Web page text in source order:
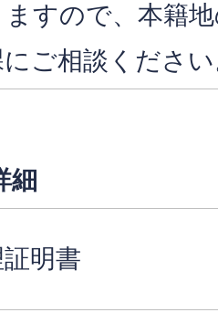
ますので、本籍
にご相談くださ
細
明書